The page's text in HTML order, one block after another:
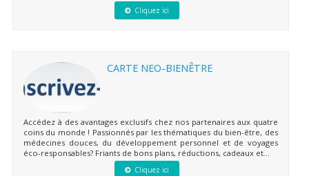
Cliquez ici
CARTE NEO-BIENÊTRE
Accédez à des avantages exclusifs chez nos partenaires aux quatre
coins du monde ! Passionnés par les thématiques du bien-être, des
médecines douces, du développement personnel et de voyages
éco-responsables? Friants de bons plans, réductions, cadeaux et...
Cliquez ici